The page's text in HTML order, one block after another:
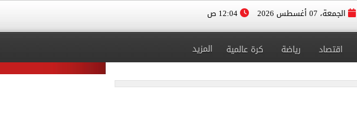
الجمعة، 07 أغسطس 2026
اقتصاد رياضة كرة عالمية المزيد